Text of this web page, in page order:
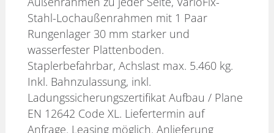
Stahl-Lochaußenrahmen mit 1 Paar
Rungenlager 30 mm starker und
wasserfester Plattenboden.
Staplerbefahrbar, Achslast max. 5.460 kg.
Inkl. Bahnzulassung, inkl.
Ladungssicherungszertifikat Aufbau / Plane
EN 12642 Code XL. Liefertermin auf
Anfrage. Leasing möglich. Anlieferung